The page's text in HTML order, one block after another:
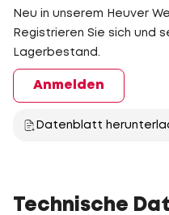
Neu in unserem Heuver
Registrieren Sie sich und
Lagerbestand.
Anmelden
Datenblatt
Technische